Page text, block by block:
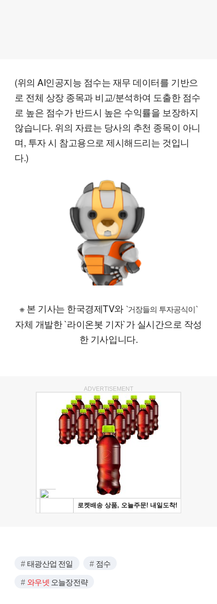
(위의 AI인공지능 점수는 재무 데이터를 기반으
로 전체 상장 종목과 비교/분석하여 도출한 점수
로 높은 점수가 반드시 높은 수익률을 보장하지
않습니다. 위의 자료는 당사의 추천 종목이 아니
며, 투자 시 참고용으로 제시해드리는 것입니
다.)
※ 본 기사는 한국경제TV와 `거장들의 투자공식이`
자체 개발한 `라이온봇 기자`가 실시간으로 작성
한 기사입니다.
ADVERTISEMENT
태광산업 전일 점수
와우넷 오늘장전략